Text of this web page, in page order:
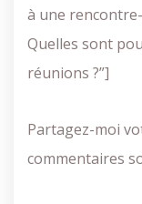
à une
Quelles sont
réunions ?”]
Partagez-moi
commentaires